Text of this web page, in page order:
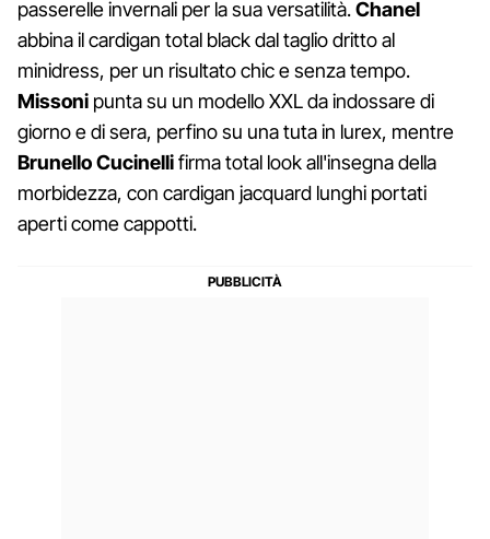
passerelle invernali per la sua versatilità.Chanel
abbina il cardigan total black dal taglio dritto al
minidress, per un risultato chic e senza tempo.
Missoni punta su un modello XXL da indossare di
giorno e di sera, perfino su una tuta in lurex, mentre
Brunello Cucinellifirma total look all'insegna della
morbidezza, con cardigan jacquard lunghi portati
aperti come cappotti.